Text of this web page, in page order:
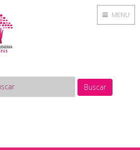
Buscar
MENU